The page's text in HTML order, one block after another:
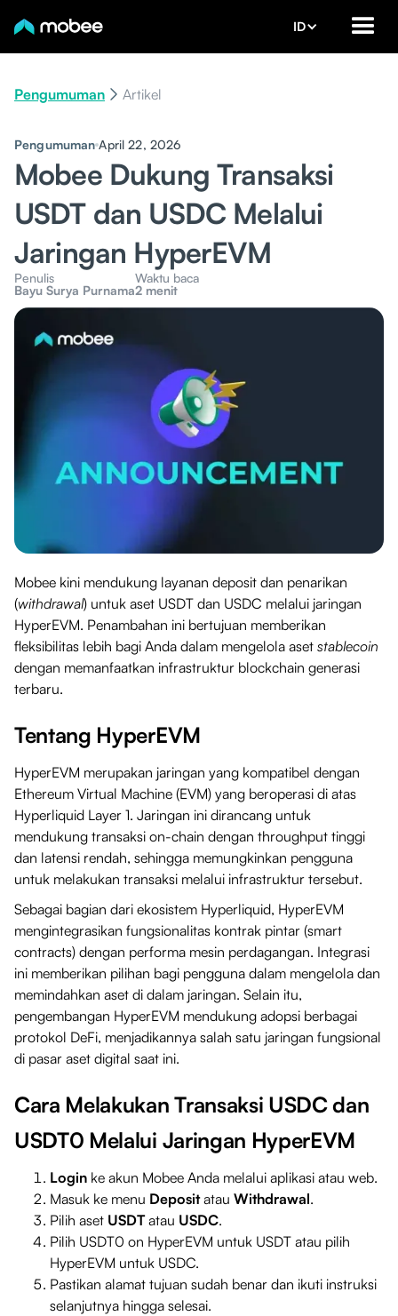
ID
Pengumuman Artikel
Pengumuman April 22, 2026
Mobee Dukung Transaksi
USDT dan USDC Melalui
Jaringan HyperEVM
Penulis
Bayu Surya Purnama
Waktu baca
2 menit
Mobee kini mendukung layanan deposit dan penarikan
(withdrawal) untuk aset USDT dan USDC melalui jaringan
HyperEVM. Penambahan ini bertujuan memberikan
fleksibilitas lebih bagi Anda dalam mengelola aset stablecoin
dengan memanfaatkan infrastruktur blockchain generasi
terbaru.
Tentang HyperEVM
HyperEVM merupakan jaringan yang kompatibel dengan
Ethereum Virtual Machine (EVM) yang beroperasi di atas
Hyperliquid Layer 1. Jaringan ini dirancang untuk
mendukung transaksi on-chain dengan throughput tinggi
dan latensi rendah, sehingga memungkinkan pengguna
untuk melakukan transaksi melalui infrastruktur tersebut.
Sebagai bagian dari ekosistem Hyperliquid, HyperEVM
mengintegrasikan fungsionalitas kontrak pintar (smart
contracts) dengan performa mesin perdagangan. Integrasi
ini memberikan pilihan bagi pengguna dalam mengelola dan
memindahkan aset di dalam jaringan. Selain itu,
pengembangan HyperEVM mendukung adopsi berbagai
protokol DeFi, menjadikannya salah satu jaringan fungsional
di pasar aset digital saat ini.
Cara Melakukan Transaksi USDC dan
USDT0 Melalui Jaringan HyperEVM
Login ke akun Mobee Anda melalui aplikasi atau web.
Masuk ke menu Depositatau Withdrawal.
Pilih aset USDTatau USDC.
Pilih USDT0 on HyperEVM untuk USDT atau pilih
HyperEVM untuk USDC.
Pastikan alamat tujuan sudah benar dan ikuti instruksi
selanjutnya hingga selesai.